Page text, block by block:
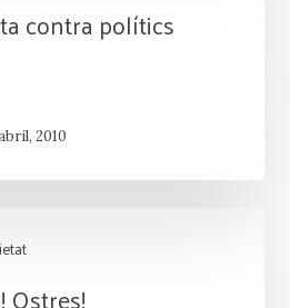
contra polítics
2010
Ostres!